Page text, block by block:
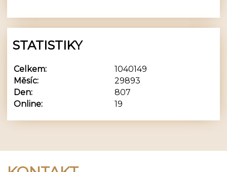
STATISTIKY
Online: 19
Celkem:
1040149
Měsíc:
29893
Den:
807